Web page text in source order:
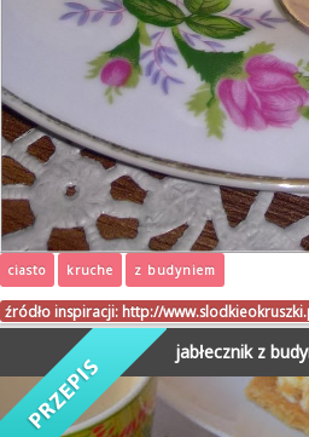
ciasto kruche z budyniem
źródło inspiracji: http://
jabłecznik z